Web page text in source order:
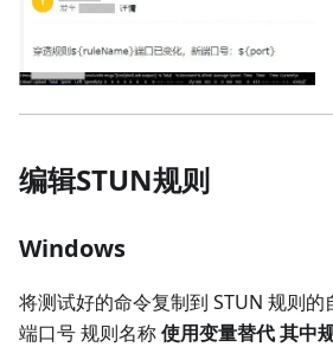
编辑STUN规则
Windows
将测试好的命令复制到 STUN 规则的
端口号 规则名称使用变量替代 其中